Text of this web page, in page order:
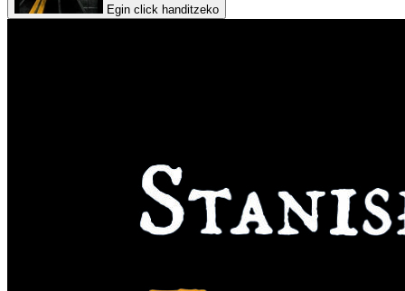
Egin click handitzeko